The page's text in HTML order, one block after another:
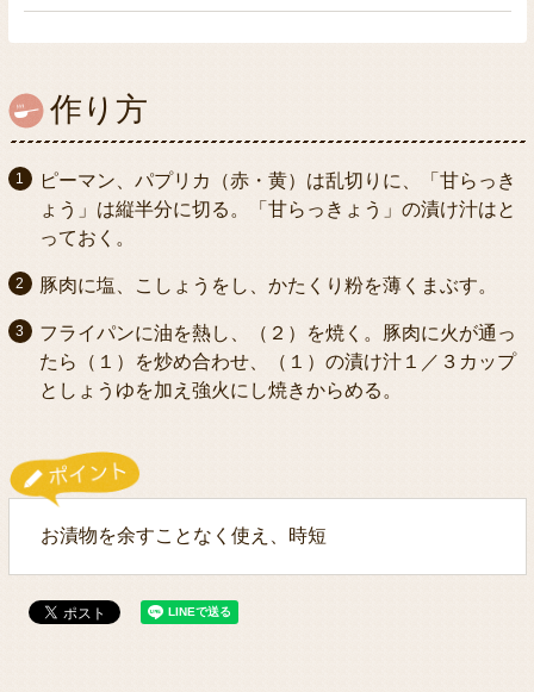
作り方
ピーマン、パプリカ（赤・黄）は乱切りに、「甘らっき
ょう」は縦半分に切る。「甘らっきょう」の漬け汁はと
っておく。
豚肉に塩、こしょうをし、かたくり粉を薄くまぶす。
フライパンに油を熱し、（２）を焼く。豚肉に火が通っ
たら（１）を炒め合わせ、（１）の漬け汁１／３カップ
としょうゆを加え強火にし焼きからめる。
お漬物を余すことなく使え、時短